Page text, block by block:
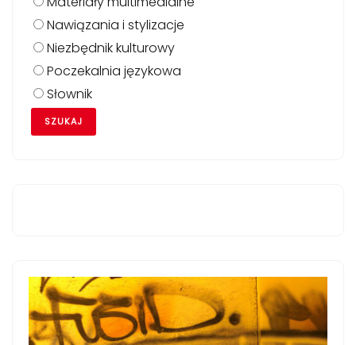
Nawiązania i stylizacje
Niezbędnik kulturowy
Poczekalnia językowa
Słownik